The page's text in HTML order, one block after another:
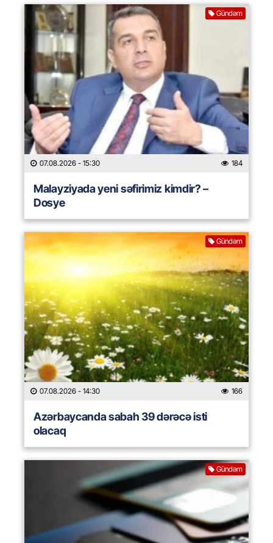
Gündəm
07.08.2026 - 15:30 184
Malayziyada yeni səfirimiz kimdir? –
Dosye
Gündəm
07.08.2026 - 14:30 166
Azərbaycanda sabah 39 dərəcə isti
olacaq
Gündəm